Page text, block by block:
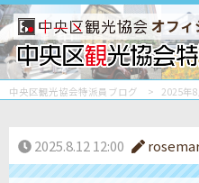
オフィ
中央区観光協会特派員ブログ 2025年
2025.8.12 12:00